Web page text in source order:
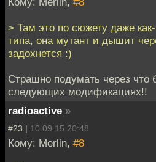
> Там это по сюжету даже
типа, она мутант и дышит
задохнется :)
Страшно подумать через что
следующих модификациях!!
radioactive »
#23 | 10.09.15 20:48
Кому: Merlin, #8